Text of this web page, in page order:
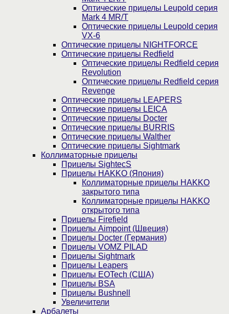
Оптические прицелы Leupold серия
Mark 4 MR/T
Оптические прицелы Leupold серия
VX-6
Оптические прицелы NIGHTFORCE
Оптические прицелы Redfield
Оптические прицелы Redfield серия
Revolution
Оптические прицелы Redfield серия
Revenge
Оптические прицелы LEAPERS
Оптические прицелы LEICA
Оптические прицелы Docter
Оптические прицелы BURRIS
Оптические прицелы Walther
Оптические прицелы Sightmark
Коллиматорные прицелы
Прицелы SightecS
Прицелы HAKKO (Япония)
Коллиматорные прицелы HAKKO
закрытого типа
Коллиматорные прицелы HAKKO
открытого типа
Прицелы Firefield
Прицелы Aimpoint (Швеция)
Прицелы Docter (Германия)
Прицелы VOMZ PILAD
Прицелы Sightmark
Прицелы Leapers
Прицелы EOTech (США)
Прицелы BSA
Прицелы Bushnell
Увеличители
Арбалеты